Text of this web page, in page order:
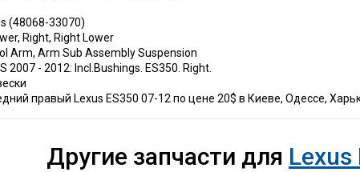
(48068-33070)
Right, Right Lower
Arm, Arm Sub Assembly Suspension
2007 - 2012: Incl.Bushings. ES350. Right.
правый Lexus ES350 07-12 по цене 20$ в Киеве, Одессе,
Другие запчасти для Lexus